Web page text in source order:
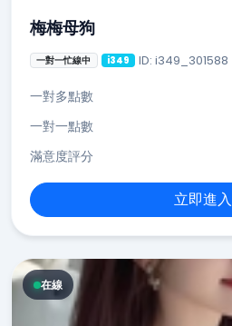
梅梅母狗
一對一忙線中 i349 ID: i349_301588
一對多點數
一對一點數
滿意度評分
立即進入
在線